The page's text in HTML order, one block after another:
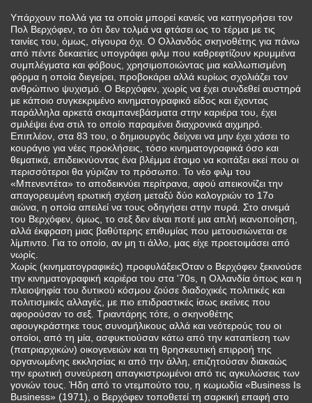
Υπάρχουν πολλά για τα οποία μπορεί κανείς να κατηγορήσει τον
Πολ Βερχόφεν, το ότι δεν τολμά να φτάσει ως το τέρμα με τις
ταινίες του, όμως, σίγουρα όχι. Ο Ολλανδός σκηνοθέτης για πάνω
από πέντε δεκαετίες υπογράφει φιλμ που καθρεφτίζουν κρυμμένα
συμπλέγματα και φόβους, χρησιμοποιώντας μια καλλωπισμένη
φόρμα η οποία διεγείρει, προβοκάρει αλλά κυρίως σχολιάζει τον
ανθρώπινο ψυχισμό. Ο Βερχόφεν, χωρίς να έχει συνδεθεί αυστηρά
με κάποιο συγκεκριμένο κινηματογραφικό είδος και έχοντας
παράλληλα αρκετά σκαμπανεβάσματα στην καριέρα του, έχει
σμιλέψει ένα στιλ το οποίο παραμένει διαχρονικά αιχμηρό.
Επιπλέον, στα 83 του, ο δημιουργός δείχνει να μην έχει χάσει το
κουράγιο για νέες προκλήσεις, τόσο κινηματογραφικά όσο και
θεματικά, επιδεικνύοντας ένα βλέμμα έτοιμο να κοιτάξει εκεί που οι
περισσότεροι θα γύριζαν το πρόσωπο. Το νέο φιλμ του
«Μπενεντέτα» το αποδεικνύει περίτρανα, αφού απεικονίζει την
απαγορευμένη ερωτική σχέση μεταξύ δύο καλογριών το 17ο
αιώνα, η οποία απειλεί να τους οδηγήσει στην πυρά. Στο σινεμά
του Βερχόφεν, όμως, το σεξ δεν είναι ποτέ μια απλή ικανοποίηση,
αλλά έκφραση μιας βαθύτερης επιθυμίας που μετουσιώνεται σε
λίμπιντο. Για το οποίο, αν μη τι άλλο, μας είχε προετοιμάσει από
νωρίς.
Χωρίς (κινηματογραφικές) προφυλάξειςΌταν ο Βερχόφεν ξεκινούσε
την κινηματογραφική καριέρα του στα '70s, η Ολλανδία όπως και η
πλειοψηφία του δυτικού κόσμου ζούσε διαδοχικές πολιτικές και
πολιτισμικές αλλαγές, με πιο επιδραστικές ίσως εκείνες που
αφορούσαν το σεξ. Τριαντάρης τότε, ο σκηνοθέτης
αφουγκράστηκε τους συνομήλικους αλλά και νεότερούς του οι
οποίοι, από τη μία, ασφυκτιούσαν κάτω από την καταπίεση των
(πατριαρχικών) οικογενειών και τη θρησκευτική επιρροή της
οργανωμένης εκκλησίας κι από την άλλη, επιζητούσαν διακαώς
την ερωτική συνεύρεση απαγκιστρωμένοι από τις αγκυλώσεις των
γονιών τους. Ήδη από το ντεμπούτο του, η κωμωδία «Business Is
Business» (1971), ο Βερχόφεν τοποθετεί τη σαρκική επαφή στο